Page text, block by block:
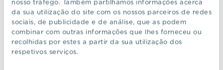
nosso tráfego. Também partilhamos informações acerca
da sua utilização do site com os nossos parceiros de redes
sociais, de publicidade e de análise, que as podem
combinar com outras informações que lhes forneceu ou
recolhidas por estes a partir da sua utilização dos
respetivos serviços.
CONTINUAR A NAVEGAR